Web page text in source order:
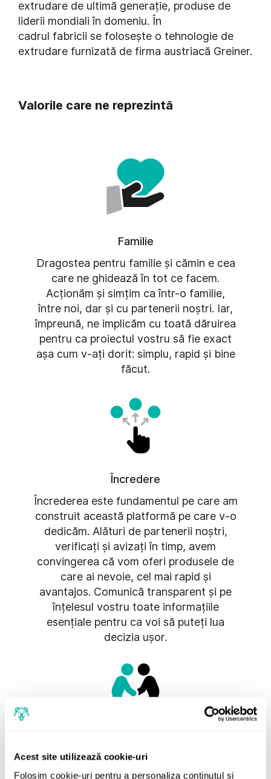
Acest site utilizează cookie-uri
Folosim cookie-uri pentru a personaliza conținutul și
extrudare de ultimă generație, produse de
liderii mondiali în domeniu. În
cadrul fabricii se folosește o tehnologie de
extrudare furnizată de firma austriacă Greiner.
Valorile care ne reprezintă
Familie
Dragostea pentru familie și cămin e cea
care ne ghidează în tot ce facem.
Acționăm și simțim ca într-o familie,
între noi, dar și cu partenerii noștri. Iar,
împreună, ne implicăm cu toată dăruirea
pentru ca proiectul vostru să fie exact
așa cum v-ați dorit: simplu, rapid și bine
făcut.
Încredere
Încrederea este fundamentul pe care am
construit această platformă pe care v-o
dedicăm. Alături de partenerii noștri,
verificați și avizați în timp, avem
convingerea că vom oferi produsele de
care ai nevoie, cel mai rapid și
avantajos. Comunică transparent și pe
înțelesul vostru toate informațiile
esențiale pentru ca voi să puteți lua
decizia ușor.
Fiecare client este cel mai important